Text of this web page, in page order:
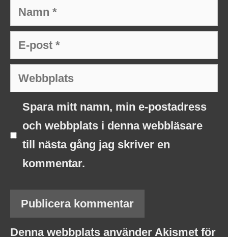
Namn
E-
post
Webbplats
Spara mitt namn, min e-postadress
och webbplats i denna webbläsare
till nästa gång jag skriver en
kommentar.
Denna webbplats använder Akismet för